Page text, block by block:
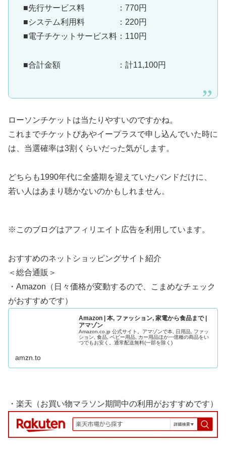
■先行サービス料 ：770円
■システム利用料 ：220円
■電子チケットサービス料：110円
■合計金額 ：計11,100円
ローソンチケットは当たりやすいのですかね。
これまでチケットぴあやイープラスで申し込んでいた時に
は、当選確率は3割くらいだった気がします。
どちらも1990年代に全盛期を迎えていたバンドだけに、
若い人はあまり聴かないのかもしれません。
※このブログはアフィリエイト広告を利用しています。
おすすめのネットショッピングサイト紹介
＜総合通販＞
・Amazon（日々価格が変動するので、こまめなチェック
がおすすめです）
Amazon | 本, ファッション, 家電から食品まで |
アマゾン
Amazon.co.jp 公式サイト。アマゾンで本, 日用品, ファッ
ション, 食品, ベビー用品, カー用品ほか一億種の商品をい
つでもお安く。通常配送無料(一部を除く)
amzn.to
・楽天（お買い物マラソン期間中の利用がおすすめです）